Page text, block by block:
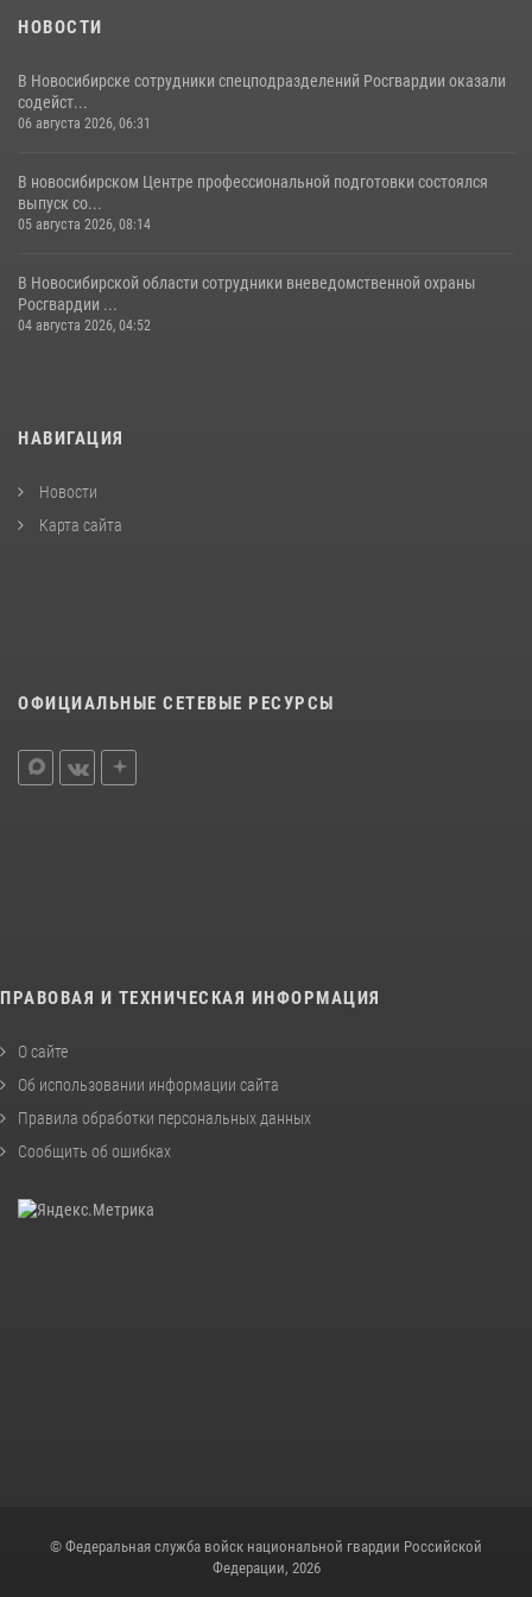
НОВОСТИ
В Новосибирске сотрудники спецподразделений Росгвардии оказали
содейст...
06 августа 2026, 06:31
В новосибирском Центре профессиональной подготовки состоялся
выпуск со...
05 августа 2026, 08:14
В Новосибирской области сотрудники вневедомственной охраны
Росгвардии ...
04 августа 2026, 04:52
НАВИГАЦИЯ
Новости
Карта сайта
ОФИЦИАЛЬНЫЕ СЕТЕВЫЕ РЕСУРСЫ
ПРАВОВАЯ И ТЕХНИЧЕСКАЯ ИНФОРМАЦИЯ
О сайте
Об использовании информации сайта
Правила обработки персональных данных
Сообщить об ошибках
© Федеральная служба войск национальной гвардии Российской
Федерации, 2026